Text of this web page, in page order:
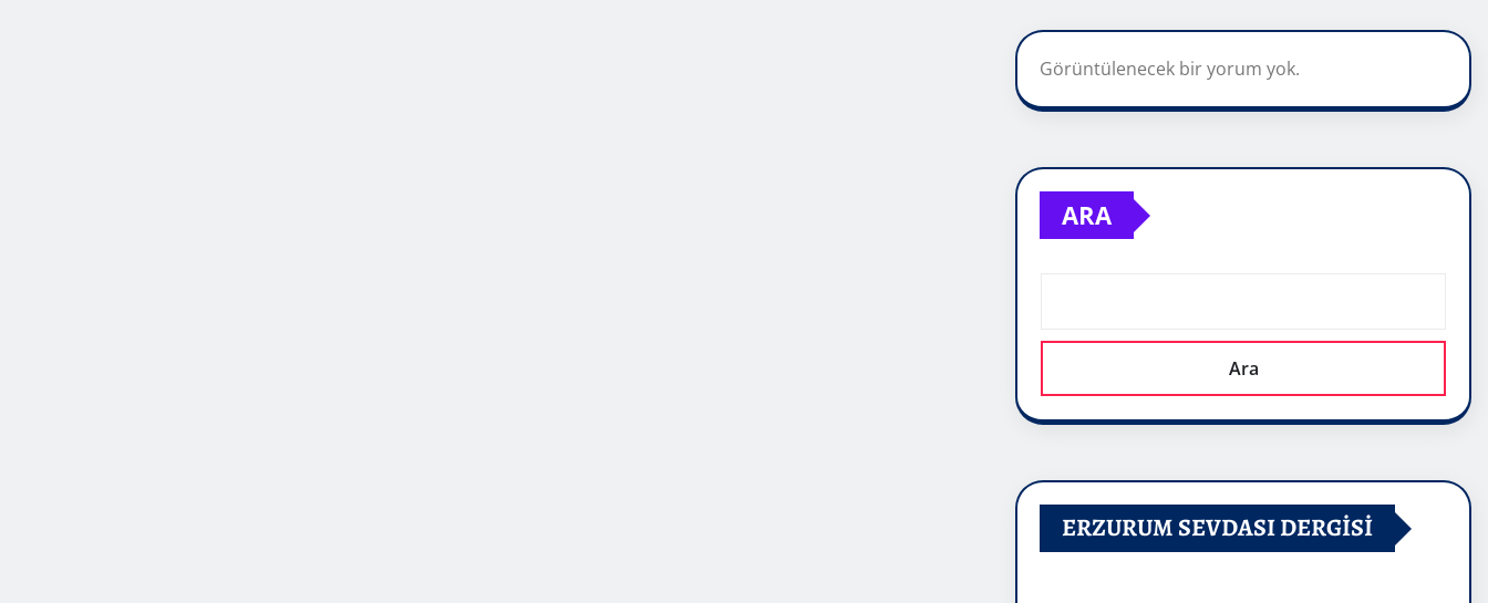
Görüntülenecek bir yorum yok.
ARA
Ara
ERZURUM SEVDASI DERGİSİ